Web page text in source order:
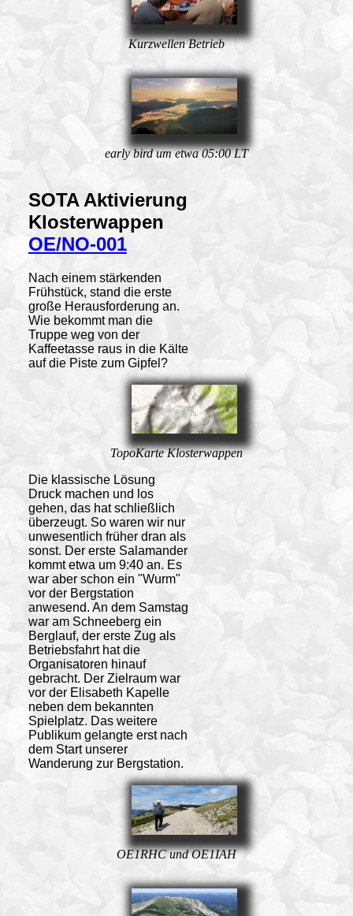
Kurzwellen Betrieb
early bird um etwa 05:00 LT
SOTA Aktivierung
Klosterwappen
OE/NO-001
Nach einem stärkenden
Frühstück, stand die erste
große Herausforderung an.
Wie bekommt man die
Truppe weg von der
Kaffeetasse raus in die Kälte
auf die Piste zum Gipfel?
TopoKarte Klosterwappen
Die klassische Lösung
Druck machen und los
gehen, das hat schließlich
überzeugt. So waren wir nur
unwesentlich früher dran als
sonst. Der erste Salamander
kommt etwa um 9:40 an. Es
war aber schon ein "Wurm"
vor der Bergstation
anwesend. An dem Samstag
war am Schneeberg ein
Berglauf, der erste Zug als
Betriebsfahrt hat die
Organisatoren hinauf
gebracht. Der Zielraum war
vor der Elisabeth Kapelle
neben dem bekannten
Spielplatz. Das weitere
Publikum gelangte erst nach
dem Start unserer
Wanderung zur Bergstation.
OE1RHC und OE1IAH